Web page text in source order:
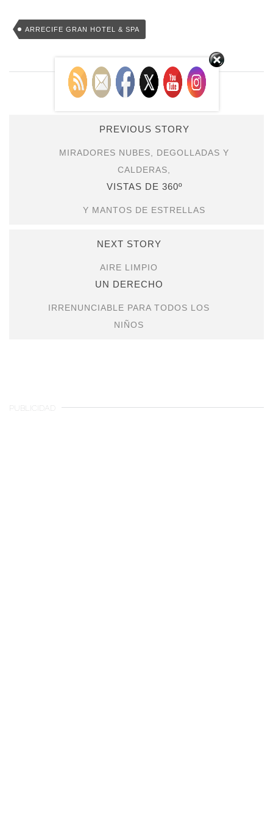
ARRECIFE GRAN HOTEL & SPA
PREVIOUS STORY
MIRADORES NUBES, DEGOLLADAS Y
CALDERAS,
VISTAS DE 360º
Y MANTOS DE ESTRELLAS
NEXT STORY
AIRE LIMPIO
UN DERECHO
IRRENUNCIABLE PARA TODOS LOS
NIÑOS
PUBLICIDAD